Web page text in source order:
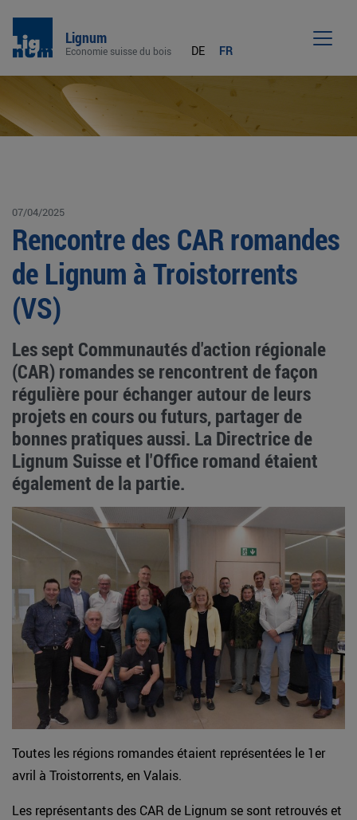
Lignum
Economie suisse du bois DE FR
07/04/2025
Rencontre des CAR romandes
de Lignum à Troistorrents
(VS)
Les sept Communautés d'action régionale
(CAR) romandes se rencontrent de façon
régulière pour échanger autour de leurs
projets en cours ou futurs, partager de
bonnes pratiques aussi. La Directrice de
Lignum Suisse et l'Office romand étaient
également de la partie.
Toutes les régions romandes étaient représentées le 1er
avril à Troistorrents, en Valais.
Les représentants des CAR de Lignum se sont retrouvés et